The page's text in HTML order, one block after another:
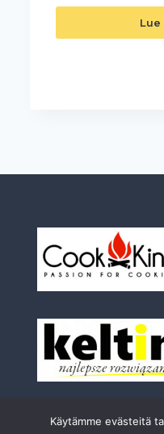
Lue
Käytämme evästeitä